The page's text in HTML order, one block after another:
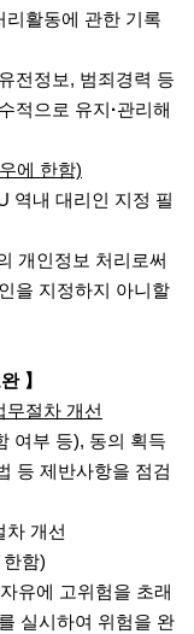
활동에 관한 기록
전정보, 범죄경력 등
적으로 유지·관리해
에 한함)
역내 대리인 지정 필
개인정보 처리로써
을 지정하지 아니할
】
무절차 개선
여부 등), 동의 획득
등 제반사항을 점검
차 개선
함)
유에 고위험을 초래
실시하여 위험을 완